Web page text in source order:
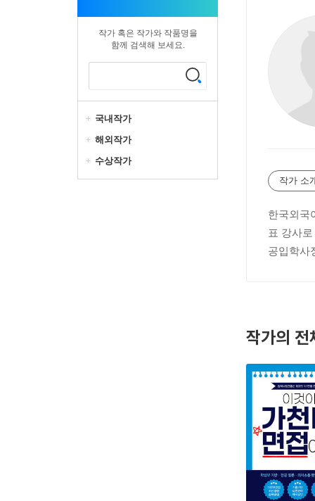
작가 혹은 작가와 작품명을
함께 검색해 보세요.
국내작가
해외작가
수상작가
작가 소
한국외국
표 강사
공입학사
작가의 전